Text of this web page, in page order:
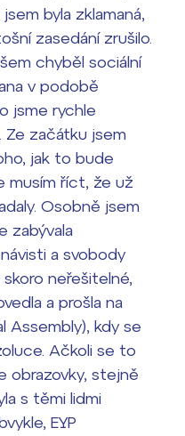
byla zklamaná,
zasedání zrušilo.
chyběl sociální
v podobě
jsme rychle
Ze začátku jsem
jak to bude
musím říct, že už
Osobně jsem
zabývala
a svobody
neřešitelné,
a prošla na
Assembly), kdy se
Ačkoli se to
obrazovky, stejně
s těmi lidmi
EYP